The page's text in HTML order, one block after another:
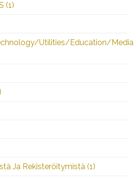
(1)
Utilities/Education/Media
Ja Rekisteröitymistä (1)